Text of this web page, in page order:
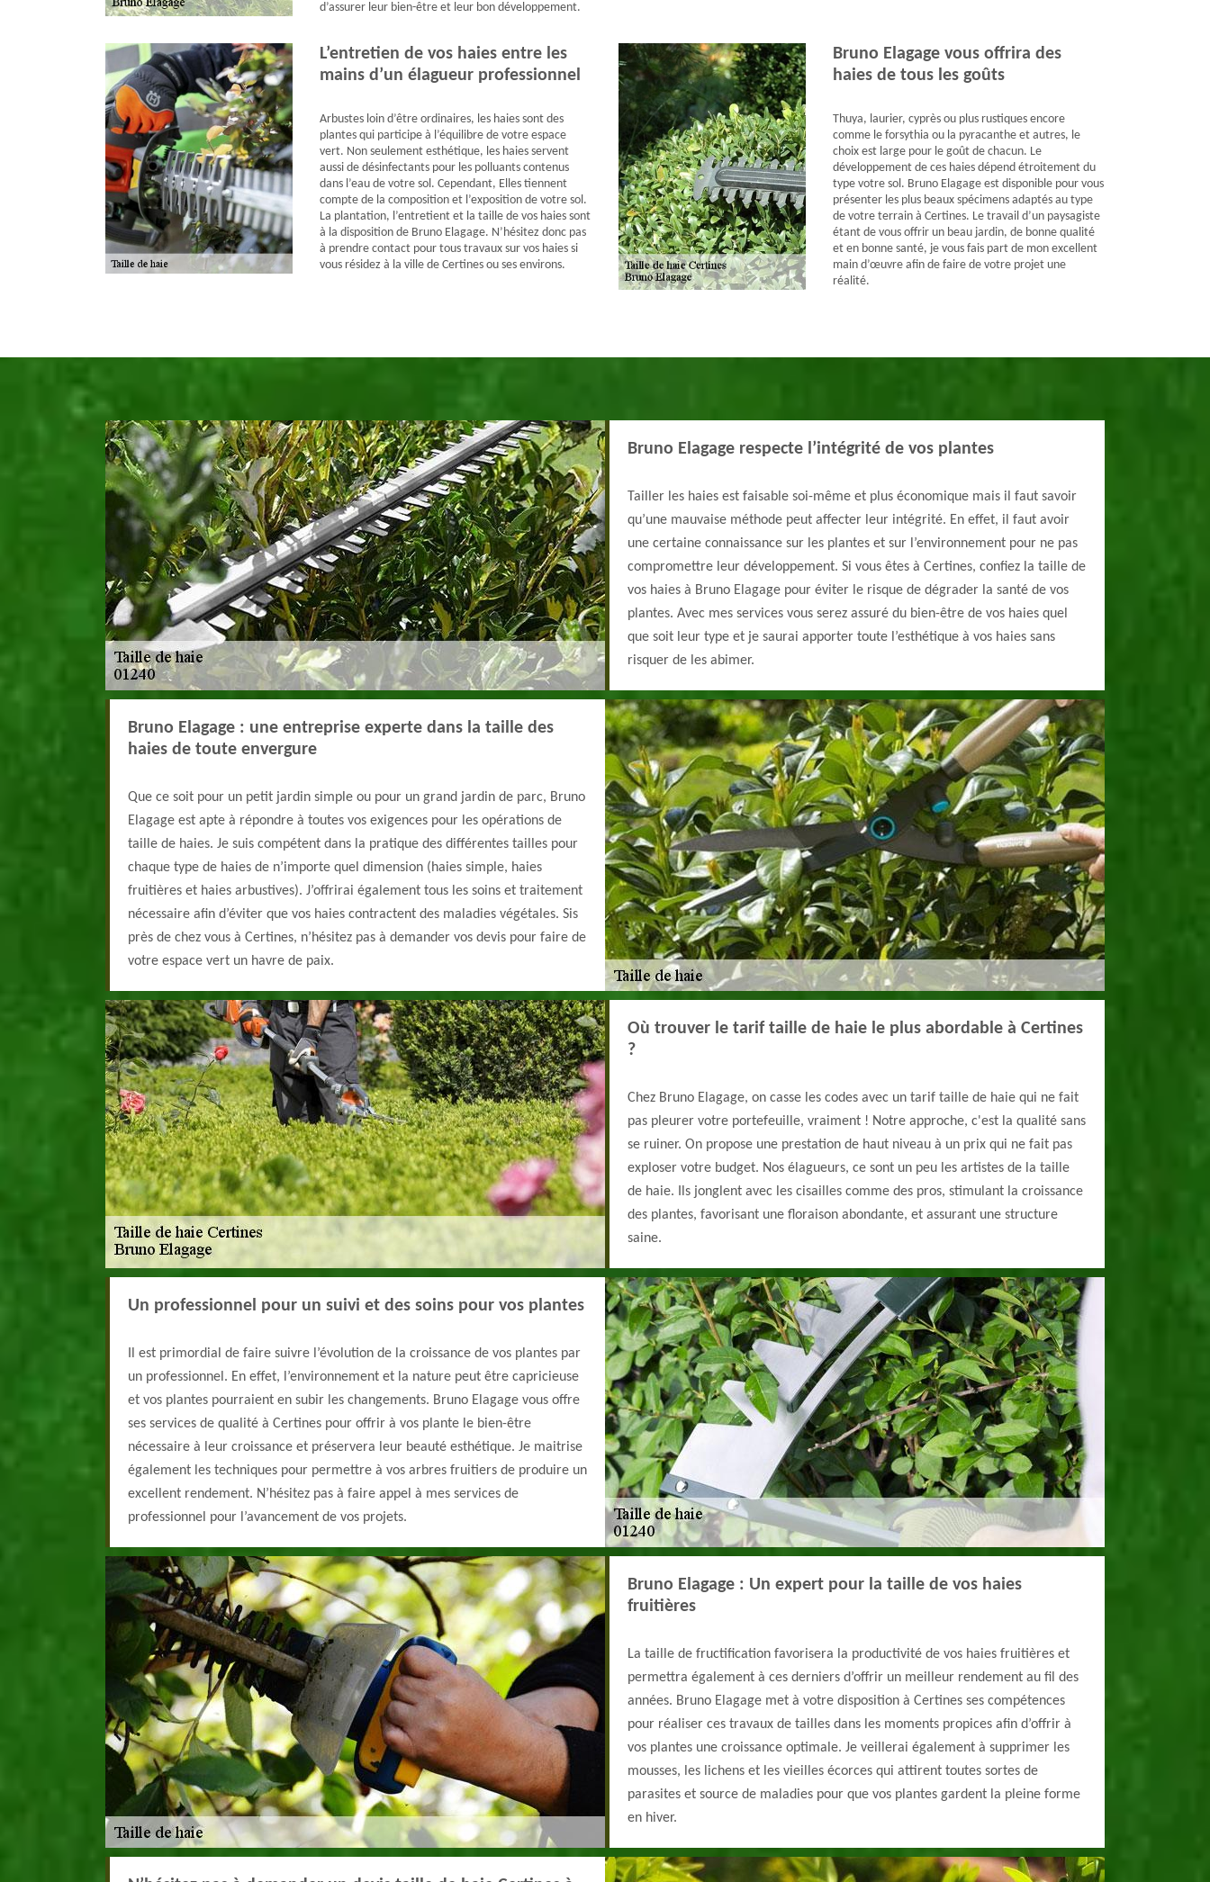
d’assurer leur bien-être et leur bon développement.
L’entretien de vos haies entre les
mains d’un élagueur professionnel
Arbustes loin d’être ordinaires, les haies sont des
plantes qui participe à l’équilibre de votre espace
vert. Non seulement esthétique, les haies servent
aussi de désinfectants pour les polluants contenus
dans l’eau de votre sol. Cependant, Elles tiennent
compte de la composition et l’exposition de votre sol.
La plantation, l’entretient et la taille de vos haies sont
à la disposition de Bruno Elagage. N’hésitez donc pas
à prendre contact pour tous travaux sur vos haies si
vous résidez à la ville de Certines ou ses environs.
Bruno Elagage vous offrira des
haies de tous les goûts
Thuya, laurier, cyprès ou plus rustiques encore
comme le forsythia ou la pyracanthe et autres, le
choix est large pour le goût de chacun. Le
développement de ces haies dépend étroitement du
type votre sol. Bruno Elagage est disponible pour vous
présenter les plus beaux spécimens adaptés au type
de votre terrain à Certines. Le travail d’un paysagiste
étant de vous offrir un beau jardin, de bonne qualité
et en bonne santé, je vous fais part de mon excellent
main d’œuvre afin de faire de votre projet une
réalité.
Bruno Elagage respecte l’intégrité de vos plantes
Tailler les haies est faisable soi-même et plus économique mais il faut savoir
qu’une mauvaise méthode peut affecter leur intégrité. En effet, il faut avoir
une certaine connaissance sur les plantes et sur l’environnement pour ne pas
compromettre leur développement. Si vous êtes à Certines, confiez la taille de
vos haies à Bruno Elagage pour éviter le risque de dégrader la santé de vos
plantes. Avec mes services vous serez assuré du bien-être de vos haies quel
que soit leur type et je saurai apporter toute l’esthétique à vos haies sans
risquer de les abimer.
Bruno Elagage : une entreprise experte dans la taille des
haies de toute envergure
Que ce soit pour un petit jardin simple ou pour un grand jardin de parc, Bruno
Elagage est apte à répondre à toutes vos exigences pour les opérations de
taille de haies. Je suis compétent dans la pratique des différentes tailles pour
chaque type de haies de n’importe quel dimension (haies simple, haies
fruitières et haies arbustives). J’offrirai également tous les soins et traitement
nécessaire afin d’éviter que vos haies contractent des maladies végétales. Sis
près de chez vous à Certines, n’hésitez pas à demander vos devis pour faire de
votre espace vert un havre de paix.
Où trouver le tarif taille de haie le plus abordable à Certines
?
Chez Bruno Elagage, on casse les codes avec un tarif taille de haie qui ne fait
pas pleurer votre portefeuille, vraiment ! Notre approche, c'est la qualité sans
se ruiner. On propose une prestation de haut niveau à un prix qui ne fait pas
exploser votre budget. Nos élagueurs, ce sont un peu les artistes de la taille
de haie. Ils jonglent avec les cisailles comme des pros, stimulant la croissance
des plantes, favorisant une floraison abondante, et assurant une structure
saine.
Un professionnel pour un suivi et des soins pour vos plantes
Il est primordial de faire suivre l’évolution de la croissance de vos plantes par
un professionnel. En effet, l’environnement et la nature peut être capricieuse
et vos plantes pourraient en subir les changements. Bruno Elagage vous offre
ses services de qualité à Certines pour offrir à vos plante le bien-être
nécessaire à leur croissance et préservera leur beauté esthétique. Je maitrise
également les techniques pour permettre à vos arbres fruitiers de produire un
excellent rendement. N’hésitez pas à faire appel à mes services de
professionnel pour l’avancement de vos projets.
Bruno Elagage : Un expert pour la taille de vos haies
fruitières
La taille de fructification favorisera la productivité de vos haies fruitières et
permettra également à ces derniers d’offrir un meilleur rendement au fil des
années. Bruno Elagage met à votre disposition à Certines ses compétences
pour réaliser ces travaux de tailles dans les moments propices afin d’offrir à
vos plantes une croissance optimale. Je veillerai également à supprimer les
mousses, les lichens et les vieilles écorces qui attirent toutes sortes de
parasites et source de maladies pour que vos plantes gardent la pleine forme
en hiver.